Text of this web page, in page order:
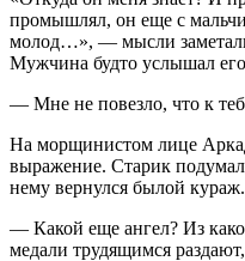
промышлял, он еще с
молод…», — мысли
Мужчина будто услышал
— Мне не повезло, что к
На морщинистом лице
выражение. Старик
нему вернулся былой
— Какой еще ангел? Из
медали трудящимся